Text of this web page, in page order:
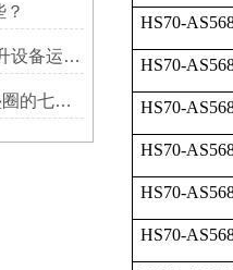
Zero-Max联轴器如何提升设备运行精度？
选购Tri-Clamp Gasket垫圈的七大要点
HS70-
HS70-
HS70-
HS70-
HS70-
HS70-